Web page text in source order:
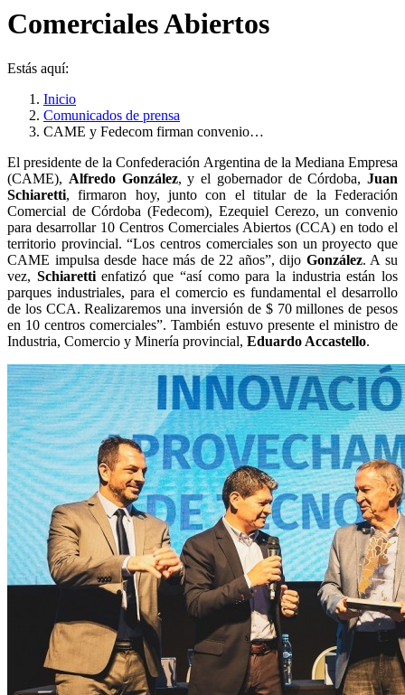
Comerciales Abiertos
Estás aquí:
Inicio
Comunicados de prensa
CAME y Fedecom firman convenio…
El presidente de la Confederación Argentina de la Mediana Empresa
(CAME), Alfredo González, y el gobernador de Córdoba, Juan
Schiaretti, firmaron hoy, junto con el titular de la Federación
Comercial de Córdoba (Fedecom), Ezequiel Cerezo, un convenio
para desarrollar 10 Centros Comerciales Abiertos (CCA) en todo el
territorio provincial. “Los centros comerciales son un proyecto que
CAME impulsa desde hace más de 22 años”, dijo González. A su
vez, Schiarettienfatizó que “así como para la industria están los
parques industriales, para el comercio es fundamental el desarrollo
de los CCA. Realizaremos una inversión de $ 70 millones de pesos
en 10 centros comerciales”. También estuvo presente el ministro de
Industria, Comercio y Minería provincial, Eduardo Accastello.